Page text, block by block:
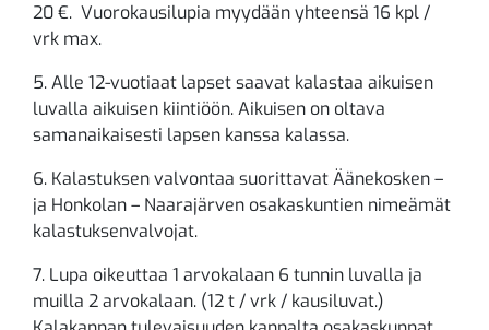
20 €. Vuorokausilupia myydään yhteensä 16 kpl /
vrk max.
5. Alle 12-vuotiaat lapset saavat kalastaa aikuisen
luvalla aikuisen kiintiöön. Aikuisen on oltava
samanaikaisesti lapsen kanssa kalassa.
6. Kalastuksen valvontaa suorittavat Äänekosken –
ja Honkolan – Naarajärven osakaskuntien nimeämät
kalastuksenvalvojat.
7. Lupa oikeuttaa 1 arvokalaan 6 tunnin luvalla ja
muilla 2 arvokalaan. (12 t / vrk / kausiluvat.)